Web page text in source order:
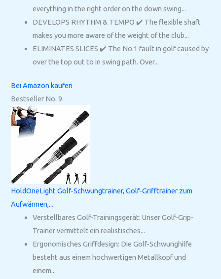
everything in the right order on the down swing...
DEVELOPS RHYTHM & TEMPO ✔️ The flexible shaft
makes you more aware of the weight of the club...
ELIMINATES SLICES ✔️ The No.1 fault in golf caused by
over the top out to in swing path. Over...
Bei Amazon kaufen
Bestseller No. 9
HoldOneLight Golf-Schwungtrainer, Golf-Grifftrainer zum
Aufwärmen,...
Verstellbares Golf-Trainingsgerät: Unser Golf-Grip-
Trainer vermittelt ein realistisches...
Ergonomisches Griffdesign: Die Golf-Schwunghilfe
besteht aus einem hochwertigen Metallkopf und
einem...